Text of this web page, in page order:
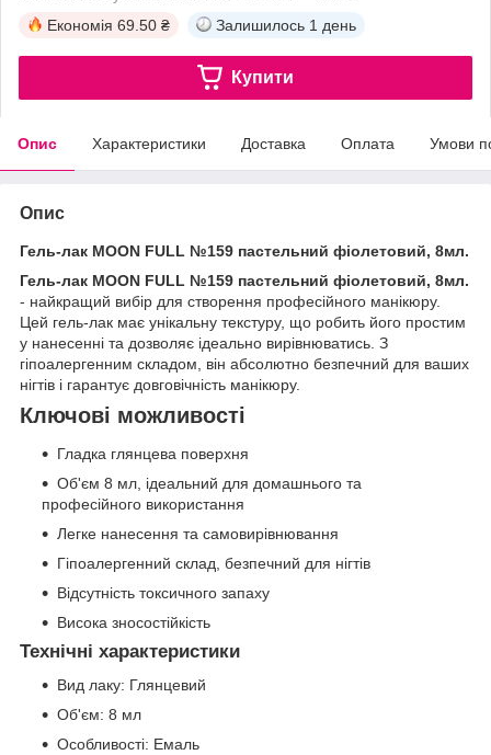
Економія 69.50 ₴ Залишилось 1 день
Купити
Опис Характеристики Доставка Оплата Умови
Опис
Гель-лак MOON FULL №159 пастельний фіолетовий, 8мл.
Гель-лак MOON FULL №159 пастельний фіолетовий, 8мл.
- найкращий вибір для створення професійного манікюру.
Цей гель-лак має унікальну текстуру, що робить його простим
у нанесенні та дозволяє ідеально вирівнюватись. З
гіпоалергенним складом, він абсолютно безпечний для ваших
нігтів і гарантує довговічність манікюру.
Ключові можливості
Гладка глянцева поверхня
Об'єм 8 мл, ідеальний для домашнього та
професійного використання
Легке нанесення та самовирівнювання
Гіпоалергенний склад, безпечний для нігтів
Відсутність токсичного запаху
Висока зносостійкість
Технічні характеристики
Вид лаку: Глянцевий
Об'єм: 8 мл
Особливості: Емаль